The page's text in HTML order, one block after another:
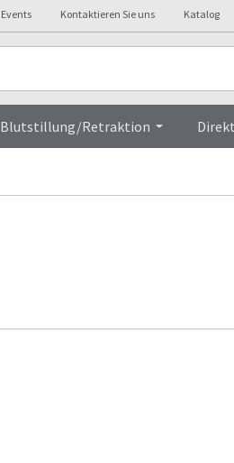
Events Kontaktieren Sie uns Katalog
Blutstillung/Retraktion